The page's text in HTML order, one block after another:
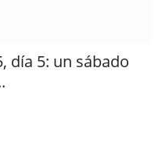
día 5: un sábado